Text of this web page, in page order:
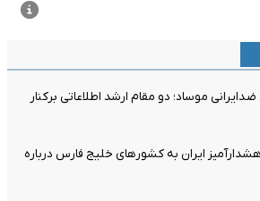
موساد؛ دو مقام ارشد اطلاعاتی برکنار
ایران به کشورهای خلیج فارس درباره